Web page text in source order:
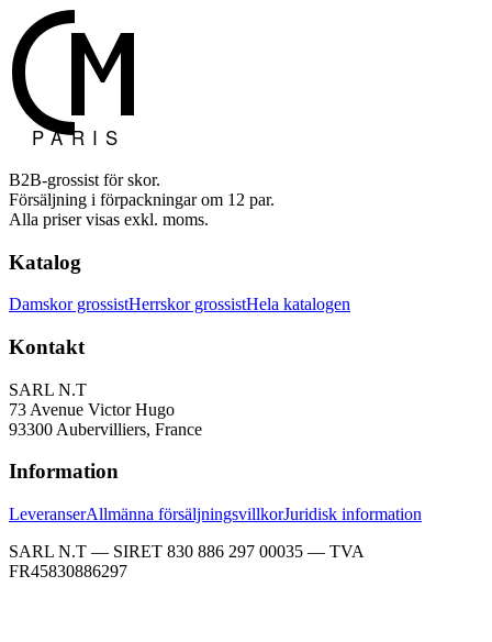
B2B-grossist för skor.
Försäljning i förpackningar om 12 par.
Alla priser visas exkl. moms.
Katalog
Damskor grossistHerrskor grossistHela katalogen
Kontakt
SARL N.T
73 Avenue Victor Hugo
93300 Aubervilliers, France
Information
LeveranserAllmänna försäljningsvillkorJuridisk information
SARL N.T — SIRET 830 886 297 00035 — TVA
FR45830886297